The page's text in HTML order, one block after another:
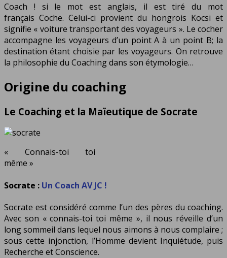
Coach ! si le mot est anglais, il est tiré du mot
français Coche. Celui-ci provient du hongrois Kocsi et
signifie « voiture transportant des voyageurs ». Le cocher
accompagne les voyageurs d’un point A à un point B; la
destination étant choisie par les voyageurs. On retrouve
la philosophie du Coaching dans son étymologie…
Origine du coaching
Le Coaching et la Maïeutique de Socrate
« Connais-toi toi
même »
Socrate : Un Coach AV JC !
Socrate est considéré comme l’un des pères du coaching.
Avec son « connais-toi toi même », il nous réveille d’un
long sommeil dans lequel nous aimons à nous complaire ;
sous cette injonction, l’Homme devient Inquiétude, puis
Recherche et Conscience.